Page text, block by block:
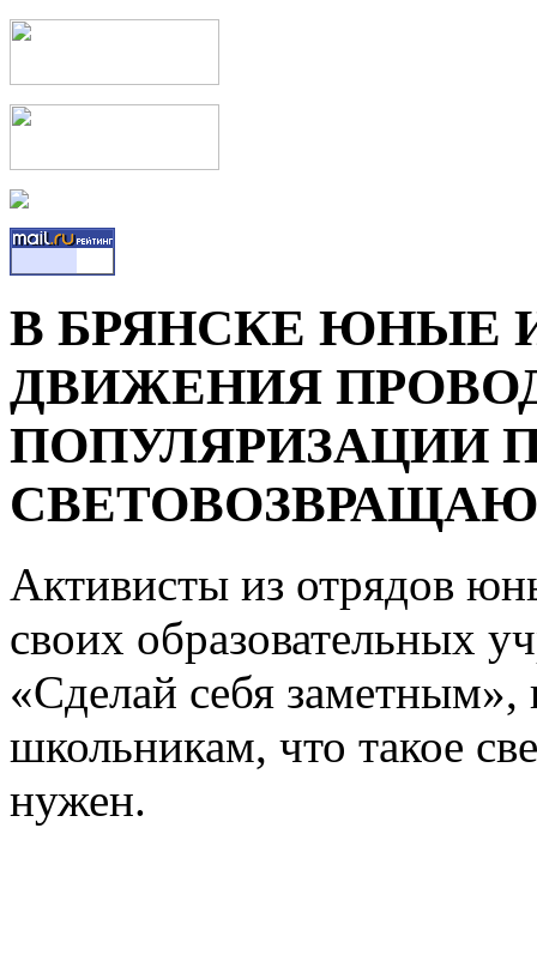
В БРЯНСКЕ ЮНЫЕ
ДВИЖЕНИЯ
ПОПУЛЯРИЗАЦИИ
Активисты из отрядов
своих образовательных
«Сделай себя заметным»,
школьникам, что такое
нужен.